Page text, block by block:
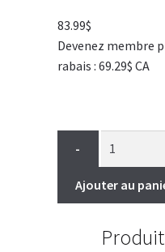
83.99$
Devenez membre
rabais : 69.29$ CA
-
Ajouter au